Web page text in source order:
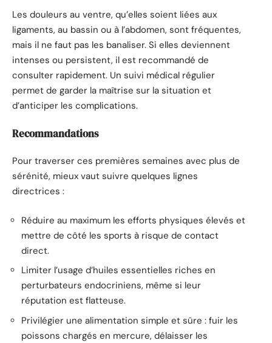
Les douleurs au ventre, qu’elles soient liées aux
ligaments, au bassin ou à l’abdomen, sont fréquentes,
mais il ne faut pas les banaliser. Si elles deviennent
intenses ou persistent, il est recommandé de
consulter rapidement. Un suivi médical régulier
permet de garder la maîtrise sur la situation et
d’anticiper les complications.
Recommandations
Pour traverser ces premières semaines avec plus de
sérénité, mieux vaut suivre quelques lignes
directrices :
Réduire au maximum les efforts physiques élevés et
mettre de côté les sports à risque de contact
direct.
Limiter l’usage d’huiles essentielles riches en
perturbateurs endocriniens, même si leur
réputation est flatteuse.
Privilégier une alimentation simple et sûre : fuir les
poissons chargés en mercure, délaisser les